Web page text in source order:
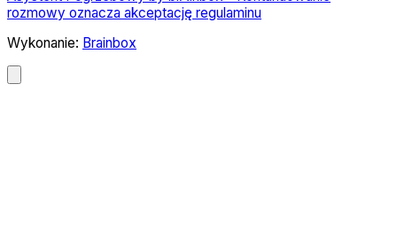
rozmowy oznacza akceptację regulaminu
Wykonanie: Brainbox